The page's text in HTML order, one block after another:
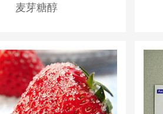
麦芽糖醇